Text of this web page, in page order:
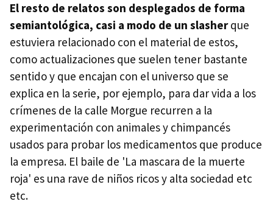
El resto de relatos son desplegados de forma
semiantológica, casi a modo de un slasherque
estuviera relacionado con el material de estos,
como actualizaciones que suelen tener bastante
sentido y que encajan con el universo que se
explica en la serie, por ejemplo, para dar vida a los
crímenes de la calle Morgue recurren a la
experimentación con animales y chimpancés
usados para probar los medicamentos que produce
la empresa. El baile de 'La mascara de la muerte
roja' es una rave de niños ricos y alta sociedad etc
etc.